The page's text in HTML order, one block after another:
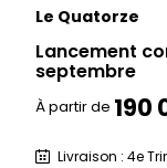
Le Quatorze
Lancement
septembre
À partir de 190
Livraison : 4e